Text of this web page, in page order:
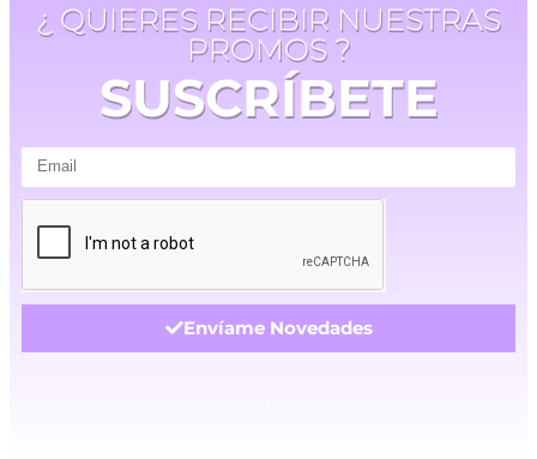
¿ QUIERES RECIBIR NUESTRAS
PROMOS ?
SUSCRÍBETE
Envíame Novedades